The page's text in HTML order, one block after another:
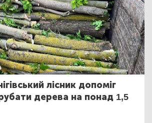
лісник допоміг
дерева на понад 1,5